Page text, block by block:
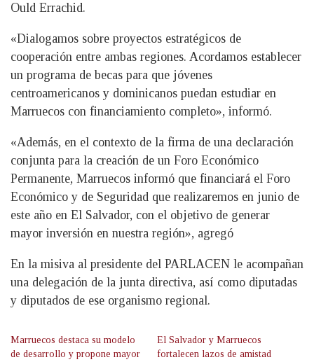
Ould Errachid.
«Dialogamos sobre proyectos estratégicos de
cooperación entre ambas regiones. Acordamos establecer
un programa de becas para que jóvenes
centroamericanos y dominicanos puedan estudiar en
Marruecos con financiamiento completo», informó.
«Además, en el contexto de la firma de una declaración
conjunta para la creación de un Foro Económico
Permanente, Marruecos informó que financiará el Foro
Económico y de Seguridad que realizaremos en junio de
este año en El Salvador, con el objetivo de generar
mayor inversión en nuestra región», agregó
En la misiva al presidente del PARLACEN le acompañan
una delegación de la junta directiva, así como diputadas
y diputados de ese organismo regional.
Marruecos destaca su modelo
de desarrollo y propone mayor
El Salvador y Marruecos
fortalecen lazos de amistad